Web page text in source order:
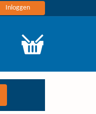
Inloggen